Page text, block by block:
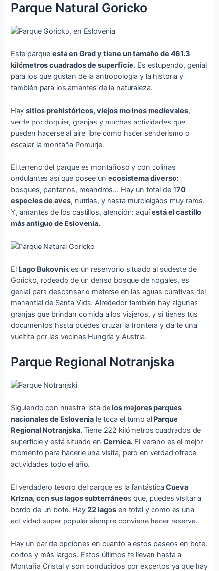
Parque Natural Goricko
Este parqueestá en Grad y tiene un tamaño de 461.3
kilómetros cuadrados de superficie. Es estupendo, genial
para los que gustan de la antropología y la historia y
también para los amantes de la naturaleza.
Haysitios prehistóricos, viejos molinos medievales,
verde por doquier, granjas y muchas actividades que
pueden hacerse al aire libre como hacer senderismo o
escalar la montaña Pomurje.
El terreno del parque es montañoso y con colinas
ondulantes así que posee unecosistema diverso:
bosques, pantanos, meandros… Hay un total de170
especies de aves, nutrias, y hasta murcielgaos muy raros.
Y, amantes de los castillos, atención: aquíestá el castillo
más antiguo de Eslovenia.
El Lago Bukovnikes un reservorio situado al sudeste de
Goricko, rodeado de un denso bosque de nogales, es
genial para descansar o meterse en las aguas curativas del
manantial de Santa Vida. Alrededor también hay algunas
granjas que brindan comida a los viajeros, y si tienes tus
documentos hssta puedes cruzar la frontera y darte una
vueltita por las vecinas Hungría y Austria.
Parque Regional Notranjska
Siguiendo con nuestra lista delos mejores parques
nacionales de Eslovenia le toca el turno al Parque
Regional Notranjska.Tiene 222 kilómetros cuadrados de
superficie y está situado enCernica. El verano es el mejor
momento para hacerle una visita, pero en verdad ofrece
actividades todo el año.
El verdadero tesoro del parque es la fantástica Cueva
Krizna, con sus lagos subterráneos que, puedes visitar a
bordo de un bote. Hay22 lagos en total y como es una
actividad super popular siempre conviene hacer reserva.
Hay un par de opciones en cuanto a estos paseos en bote,
cortos y más largos. Estos últimos te llevan hasta a
Montaña Cristal y son conducidos por expertos ya que hay